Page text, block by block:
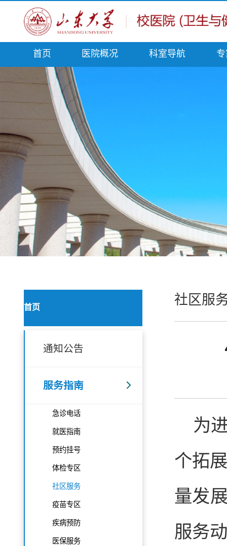
首页 医院概况 科室导航
首页
通知公告
服务指南
急诊电话
就医指南
预约挂号
体检专区
社区服务
疫苗专区
疾病预防
医保服务
社区服
为
个拓
量发
服务